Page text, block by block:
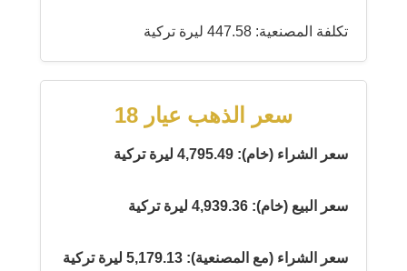
تكلفة المصنعية: 447.58 ليرة تركية
سعر الذهب عيار 18
سعر الشراء (خام): 4,795.49 ليرة تركية
سعر البيع (خام): 4,939.36 ليرة تركية
سعر الشراء (مع المصنعية): 5,179.13 ليرة تركية